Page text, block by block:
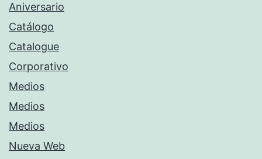
Aniversario
Catálogo
Catalogue
Corporativo
Medios
Medios
Medios
Nueva Web